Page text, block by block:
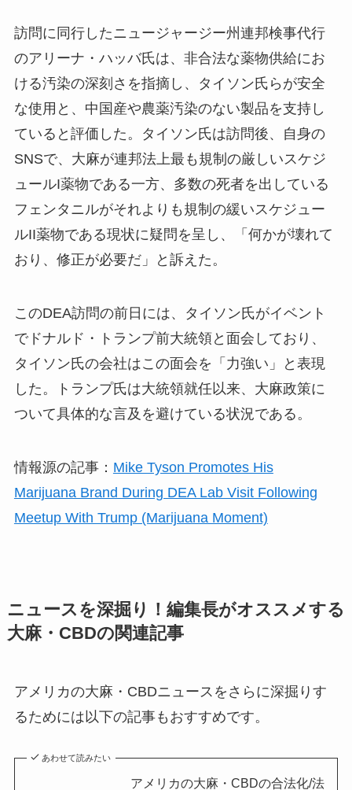
訪問に同行したニュージャージー州連邦検事代行
のアリーナ・ハッバ氏は、非合法な薬物供給にお
ける汚染の深刻さを指摘し、タイソン氏らが安全
な使用と、中国産や農薬汚染のない製品を支持し
ていると評価した。タイソン氏は訪問後、自身の
SNSで、大麻が連邦法上最も規制の厳しいスケジ
ュールI薬物である一方、多数の死者を出している
フェンタニルがそれよりも規制の緩いスケジュー
ルII薬物である現状に疑問を呈し、「何かが壊れて
おり、修正が必要だ」と訴えた。
このDEA訪問の前日には、タイソン氏がイベント
でドナルド・トランプ前大統領と面会しており、
タイソン氏の会社はこの面会を「力強い」と表現
した。トランプ氏は大統領就任以来、大麻政策に
ついて具体的な言及を避けている状況である。
情報源の記事： Mike Tyson Promotes His
Marijuana Brand During DEA Lab Visit Following
Meetup With Trump (Marijuana Moment)
ニュースを深掘り！編集長がオススメする
大麻・CBDの関連記事
アメリカの大麻・CBDニュースをさらに深掘りす
るためには以下の記事もおすすめです。
あわせて読みたい
アメリカの大麻・CBDの合法化/法